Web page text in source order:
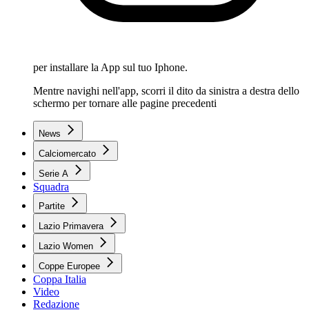
per installare la App sul tuo Iphone.
Mentre navighi nell'app, scorri il dito da sinistra a destra dello
schermo per tornare alle pagine precedenti
News
Calciomercato
Serie A
Squadra
Partite
Lazio Primavera
Lazio Women
Coppe Europee
Coppa Italia
Video
Redazione